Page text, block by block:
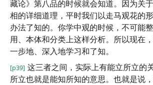
藏论》第八品的时候就会知道。因为关
相的详细道理，平时我们以走马观花的
办法了知的。你学中观的时候，不可能
用、本体和分类上这样分析。所以现在
一步地、深入地学习和了知。
[p39] 这三者之间，实际上有能立所立的
所立也就是能知所知的意思。也就是说